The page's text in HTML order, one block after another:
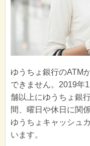
ゆうちょ銀行のATM
できません。2019年
舗以上にゆうちょ銀
間、曜日や休日に関
ゆうちょキャッシュ
います。